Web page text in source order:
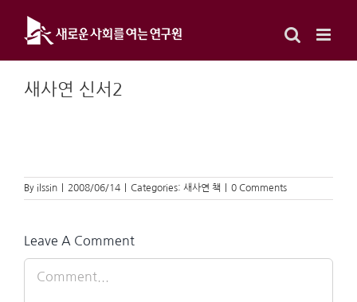
content
새사연 신서2
By ilssin 2008/06/14 Categories: 새사연 책 0 Comments
Leave A Comment